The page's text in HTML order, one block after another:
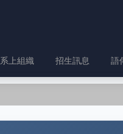
系上組織 招生訊息 語